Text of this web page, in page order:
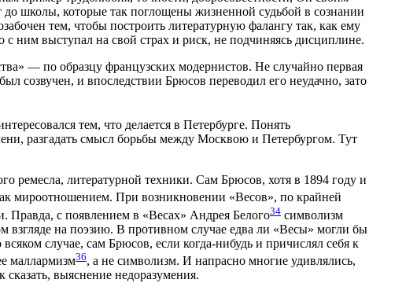
школы, которые так поглощены жизненной судьбой в сознании
тем, чтобы построить литературную фалангу так, как ему
ним выступал на свой страх и риск, не подчиняясь дисциплине.
— по образцу французских модернистов. Не случайно первая
созвучен, и впоследствии Брюсов переводил его неудачно, зато
тем, что делается в Петербурге. Понять
разгадать смысл борьбы между Москвою и Петербургом. Тут
ремесла, литературной техники. Сам Брюсов, хотя в 1894 году и
мироотношением. При возникновении «Весов», по крайней
Правда, с появлением в «Весах» Андрея Белого34 символизм
взгляде на поэзию. В противном случае едва ли «Весы» могли бы
случае, сам Брюсов, если когда-нибудь и причислял себя к
маллармизм36, а не символизм. И напрасно многие удивлялись,
выяснение недоразумения.